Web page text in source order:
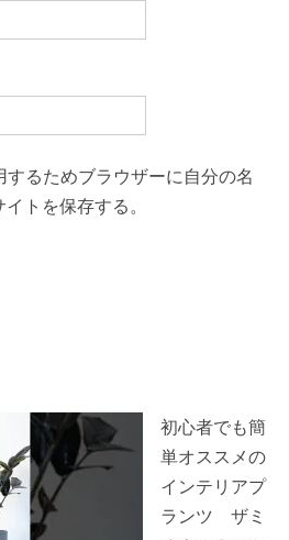
るためブラウザーに自分の名
トを保存する。
初心者でも簡
単オススメの
インテリアプ
ランツ ザミ